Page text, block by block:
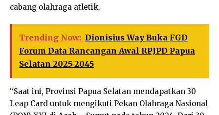
cabang olahraga atletik.
Trending Now: Dionisius Way Buka FGD
Forum Data Rancangan Awal RPJPD Papua
Selatan 2025-2045
“Saat ini, Provinsi Papua Selatan mendapatkan 30
Leap Card untuk mengikuti Pekan Olahraga Nasional